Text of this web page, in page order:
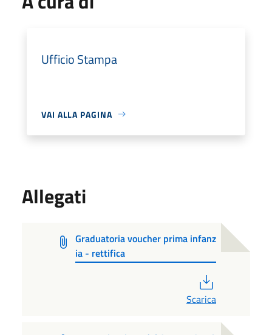
Ufficio Stampa
VAI ALLA PAGINA
Allegati
Graduatoria voucher prima infanz
ia - rettifica
Scarica